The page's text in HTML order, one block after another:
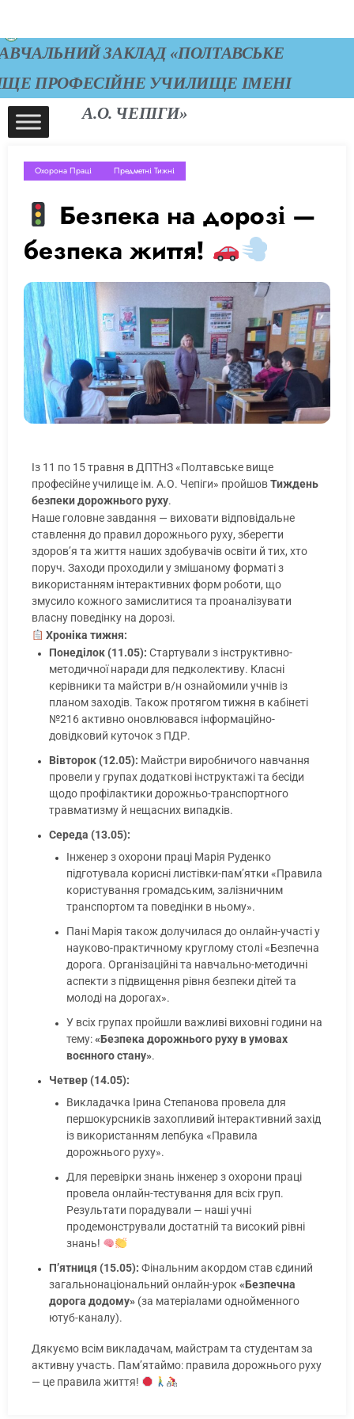
ЗАКЛАД «ПОЛТАВСЬКЕ
ПРОФЕСІЙНЕ УЧИЛИЩЕ ІМЕНІ
А.О. ЧЕПІГИ»
Охорона Праці Предметні Тижні
Безпека на дорозі —
безпека життя!
Із 11 по 15 травня в ДПТНЗ «Полтавське вище
професійне училище ім. А.О. Чепіги» пройшовТиждень
безпеки дорожнього руху.
Наше головне завдання — виховати відповідальне
ставлення до правил дорожнього руху, зберегти
здоров’я та життя наших здобувачів освіти й тих, хто
поруч. Заходи проходили у змішаному форматі з
використанням інтерактивних форм роботи, що
змусило кожного замислитися та проаналізувати
власну поведінку на дорозі.
Хроніка тижня:
Понеділок (11.05): Стартували з інструктивно-
методичної наради для педколективу. Класні
керівники та майстри в/н ознайомили учнів із
планом заходів. Також протягом тижня в кабінеті
№216 активно оновлювався інформаційно-
довідковий куточок з ПДР.
Вівторок (12.05): Майстри виробничого навчання
провели у групах додаткові інструктажі та бесіди
щодо профілактики дорожньо-транспортного
травматизму й нещасних випадків.
Середа (13.05):
Інженер з охорони праці Марія Руденко
підготувала корисні листівки-пам’ятки «Правила
користування громадським, залізничним
транспортом та поведінки в ньому».
Пані Марія також долучилася до онлайн-участі у
науково-практичному круглому столі «Безпечна
дорога. Організаційні та навчально-методичні
аспекти з підвищення рівня безпеки дітей та
молоді на дорогах».
У всіх групах пройшли важливі виховні години на
тему:«Безпека дорожнього руху в умовах
воєнного стану».
Четвер (14.05):
Викладачка Ірина Степанова провела для
першокурсників захопливий інтерактивний захід
із використанням лепбука «Правила
дорожнього руху».
Для перевірки знань інженер з охорони праці
провела онлайн-тестування для всіх груп.
Результати порадували — наші учні
продемонстрували достатній та високий рівні
знань!
П’ятниця (15.05): Фінальним акордом став єдиний
загальнонаціональний онлайн-урок «Безпечна
дорога додому» (за матеріалами однойменного
ютуб-каналу).
Дякуємо всім викладачам, майстрам та студентам за
активну участь. Пам’ятаймо: правила дорожнього руху
— це правила життя!